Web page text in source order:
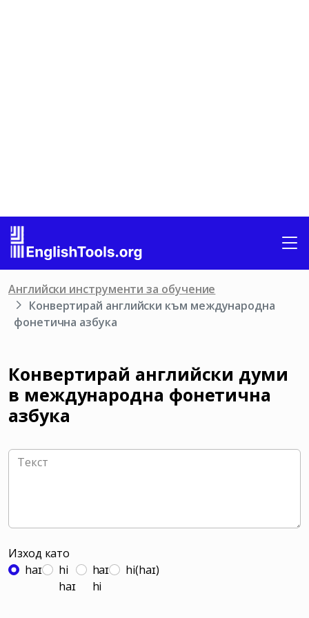
Английски инструменти за обучение
Конвертирай английски към международна
фонетична азбука
Конвертирай английски думи
в международна фонетична
азбука
Изход като
haɪ
hi
haɪ
haɪ
hi
hi(haɪ)